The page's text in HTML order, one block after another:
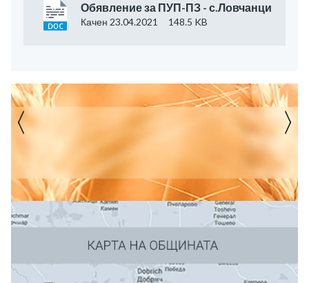
Обявление за ПУП-ПЗ - с.Ловчанци
Качен 23.04.2021 148.5 KB